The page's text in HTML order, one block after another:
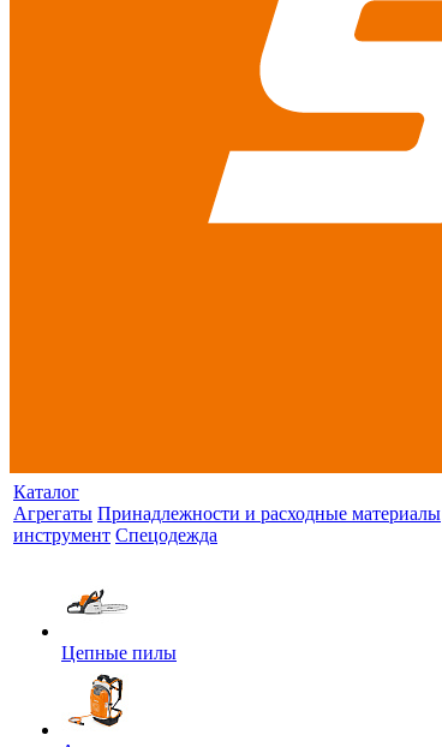
Каталог
Агрегаты Принадлежности и расходные материалы
инструмент Спецодежда
Цепные пилы